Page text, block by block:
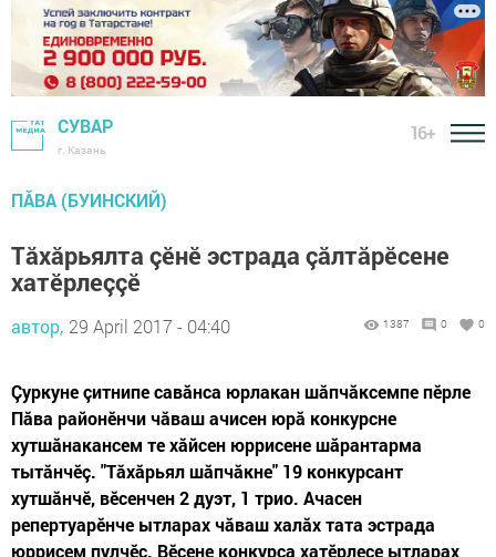
СУВАР
г. Казань
16+
ПĂВА (БУИНСКИЙ)
Тăхăрьялта çĕнĕ эстрада çăлтăрĕсене
хатĕрлеççĕ
автор, 29 April 2017 - 04:40 1387 0 0
Çуркуне çитнипе савăнса юрлакан шăпчăксемпе пĕрле
Пăва районĕнчи чăваш ачисен юрă конкурсне
хутшăнакансем те хăйсен юррисене шăрантарма
тытăнчĕç. "Тăхăрьял шăпчăкне" 19 конкурсант
хутшăнчĕ, вĕсенчен 2 дуэт, 1 трио. Ачасен
репертуарĕнче ытларах чăваш халăх тата эстрада
юррисем пулчĕç. Вĕсене конкурса хатĕрлесе ытларах